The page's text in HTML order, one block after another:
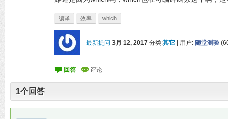
编译 效率 which
最新提问 3月 12, 2017 分类:其它 用户: 随堂测验 (
1个回答